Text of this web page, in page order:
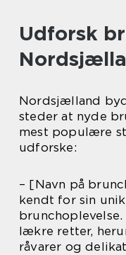
Udforsk
Nordsjælland
steder at nyde
mest populære
udforske:
– [Navn på
kendt for sin
lækre retter,
råvarer og